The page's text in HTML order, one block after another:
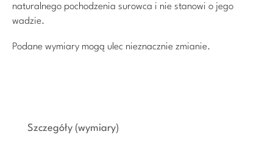
naturalnego pochodzenia surowca i nie stanowi o jego
wadzie.
Podane wymiary mogą ulec nieznacznie zmianie.
Szczegóły (wymiary)